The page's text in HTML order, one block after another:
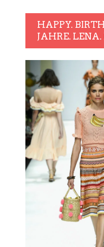
HAPPY.
JAHRE.